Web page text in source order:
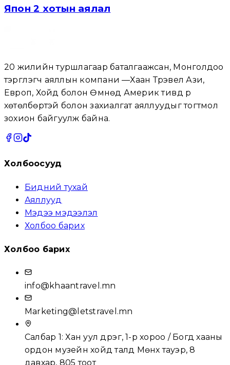
Япон 2 хотын аялал
20 жилийн туршлагаар баталгаажсан, Монголдоо
тэргүүлэгч аяллын компани —Хаан Трэвел Ази,
Европ, Хойд болон Өмнөд Америк тивүүд рүү
хөтөлбөртэй болон захиалгат аяллуудыг тогтмол
зохион байгуулж байна.
Холбоосууд
Бидний тухай
Аяллууд
Мэдээ мэдээлэл
Холбоо барих
Холбоо барих
info@khaantravel.mn
Marketing@letstravel.mn
Салбар 1: Хан уул дүүрэг, 1-р хороо / Богд хааны
ордон музейн хойд талд Мөнх тауэр, 8
давхар, 805 тоот